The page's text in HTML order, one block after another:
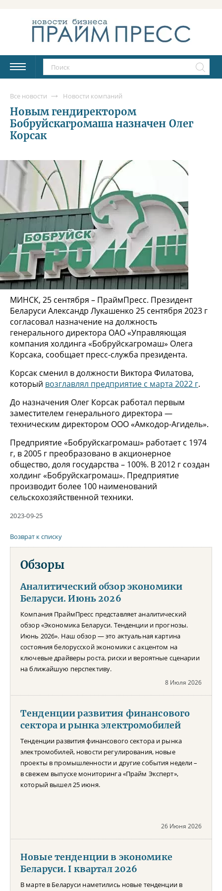
Все новости Новости компаний
Новым гендиректором
Бобруйскагромаша назначен Олег
Корсак
МИНСК, 25 сентября – ПраймПресс. Президент
Беларуси Александр Лукашенко 25 сентября 2023 г
согласовал назначение на должность
генерального директора ОАО «Управляющая
компания холдинга «Бобруйскагромаш» Олега
Корсака, сообщает пресс-служба президента.
Корсак сменил в должности Виктора Филатова,
который возглавлял предприятие с марта 2022 г.
До назначения Олег Корсак работал первым
заместителем генерального директора —
техническим директором ООО «Амкодор-Агидель».
Предприятие «Бобруйскагромаш» работает с 1974
г, в 2005 г преобразовано в акционерное
общество, доля государства – 100%. В 2012 г создан
холдинг «Бобруйскагромаш». Предприятие
производит более 100 наименований
сельскохозяйственной техники.
2023-09-25
Возврат к списку
Обзоры
Аналитический обзор экономики
Беларуси. Июнь 2026
Компания ПраймПресс представляет аналитический
обзор «Экономика Беларуси. Тенденции и прогнозы.
Июнь 2026». Наш обзор — это актуальная картина
состояния белорусской экономики с акцентом на
ключевые драйверы роста, риски и вероятные сценарии
на ближайшую перспективу.
8 Июля 2026
Тенденции развития финансового
сектора и рынка электромобилей
Тенденции развития финансового сектора и рынка
электромобилей, новости регулирования, новые
проекты в промышленности и другие события недели –
в свежем выпуске мониторинга «Прайм Эксперт»,
который вышел 25 июня.
26 Июня 2026
Новые тенденции в экономике
Беларуси. I квартал 2026
В марте в Беларуси наметились новые тенденции в